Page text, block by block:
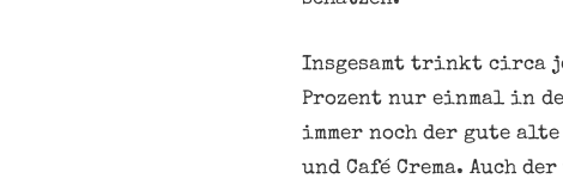
Insgesamt trinkt circa
Prozent nur einmal in
immer noch der gute
und Café Crema. Auch